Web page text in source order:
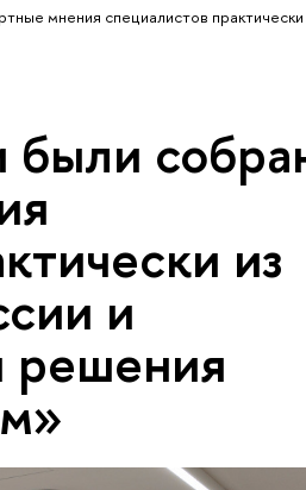
мнения специалистов практически
из
и
решения